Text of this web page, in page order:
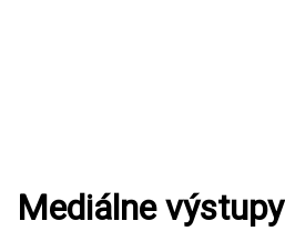
Mediálne výstupy